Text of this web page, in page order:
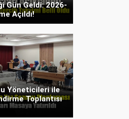
Gün Geldi: 2026-
Açıldı!
Yöneticileri ile
Toplantısı